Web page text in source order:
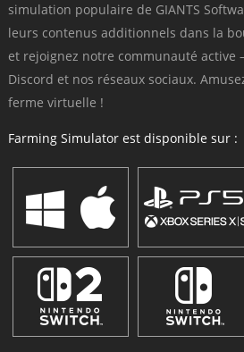
simulation populaire de GIANTS
leurs contenus additionnels dans la
et rejoignez notre communauté active
Discord et nos réseaux sociaux.
ferme virtuelle !
Farming Simulator est disponible sur :